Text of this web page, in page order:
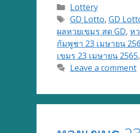
Categories
Lottery
Tags
GD Lotto, GD
ผลหวยเขมร สด GD, ห
กัมพูชา 23 เมษายน
เขมร 23 เมษายน 2565,
Leave a comment